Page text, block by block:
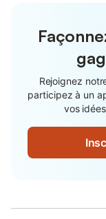
Rejoignez
participez à un
vos